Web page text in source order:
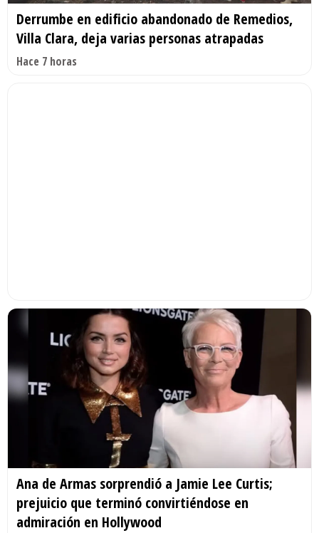
Derrumbe en edificio abandonado de Remedios,
Villa Clara, deja varias personas atrapadas
Hace 7 horas
Ana de Armas sorprendió a Jamie Lee Curtis;
prejuicio que terminó convirtiéndose en
admiración en Hollywood